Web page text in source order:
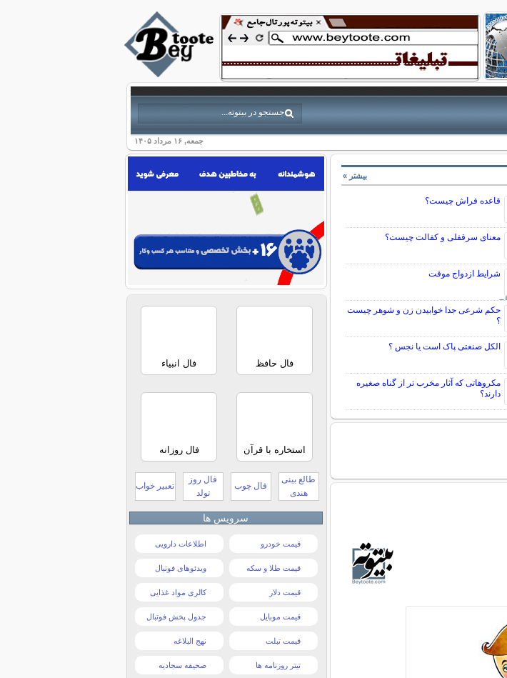
جمعه, ۱۶ مرداد ۱۴۰۵
قاعده فراش چیست؟
معنای سرقفلی و کفالت چیست؟
شرایط ازدواج موقت
حکم شرعی جدا خوابیدن زن و شوهر چیست
؟
الکل صنعتی پاک است یا نجس ؟
مکروهاتی که آثار مخرب تر از گناه صغیره
دارند؟
بیشتر »
فال حافظ فال انبیاء
استخاره با قرآن فال روزانه
طالع بینی
هندی
فال چوب
فال روز
تولد
تعبیر خواب
سرویس ها
قیمت خودرو اطلاعات دارویی
قیمت طلا و سکه ویدئوهای فوتبال
قیمت دلار کالری مواد غذایی
قیمت موبایل جدول پخش فوتبال
قیمت تبلت نهج البلاغه
تیتر روزنامه ها صحیفه سجادیه